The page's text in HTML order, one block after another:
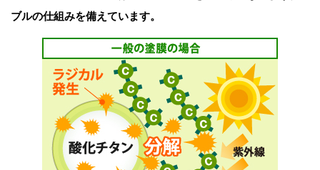
ブルの仕組みを備えています。